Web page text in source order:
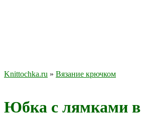
Knittochka.ru » Вязание крючком
Юбка с лямками в